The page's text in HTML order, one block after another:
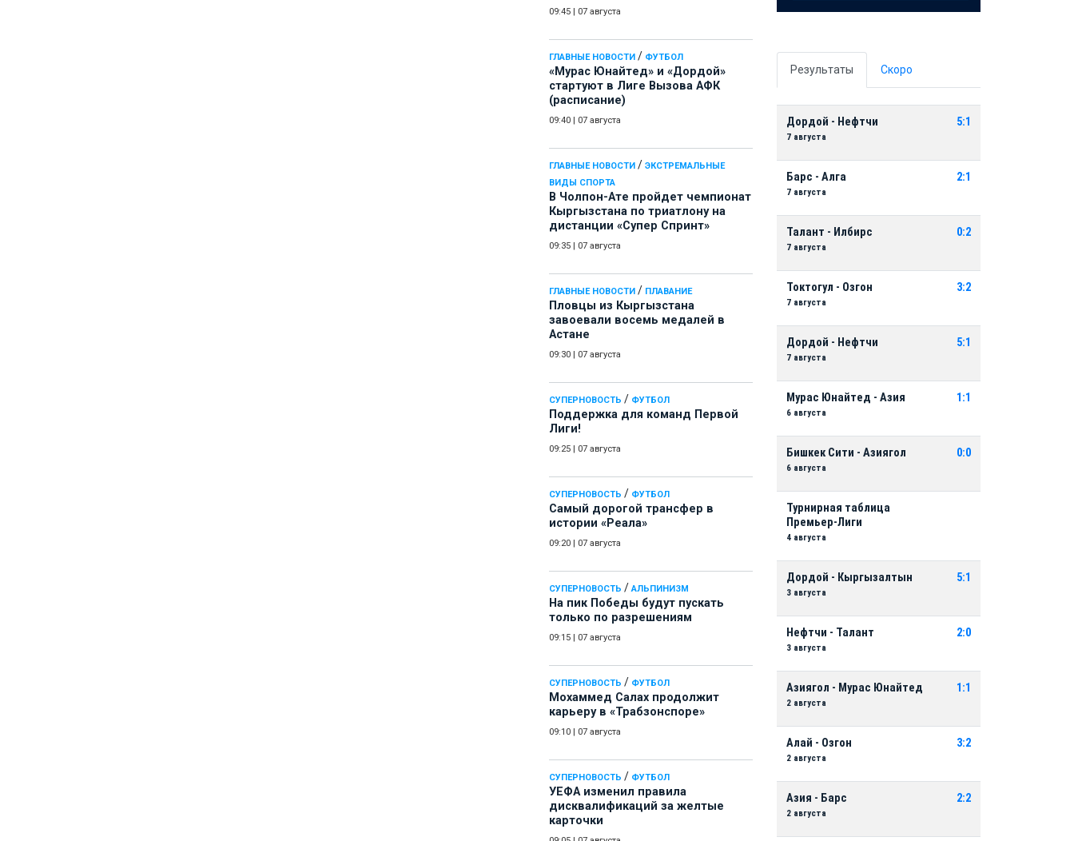
09:45 07 августа
ГЛАВНЫЕ НОВОСТИ / ФУТБОЛ
«Мурас Юнайтед» и «Дордой»
стартуют в Лиге Вызова АФК
(расписание)
09:40 07 августа
ГЛАВНЫЕ НОВОСТИ / ЭКСТРЕМАЛЬНЫЕ
ВИДЫ СПОРТА
В Чолпон-Ате пройдет чемпионат
Кыргызстана по триатлону на
дистанции «Супер Спринт»
09:35 07 августа
ГЛАВНЫЕ НОВОСТИ / ПЛАВАНИЕ
Пловцы из Кыргызстана
завоевали восемь медалей в
Астане
09:30 07 августа
СУПЕРНОВОСТЬ / ФУТБОЛ
Поддержка для команд Первой
Лиги!
09:25 07 августа
СУПЕРНОВОСТЬ / ФУТБОЛ
Самый дорогой трансфер в
истории «Реала»
09:20 07 августа
СУПЕРНОВОСТЬ / АЛЬПИНИЗМ
На пик Победы будут пускать
только по разрешениям
09:15 07 августа
СУПЕРНОВОСТЬ / ФУТБОЛ
Мохаммед Салах продолжит
карьеру в «Трабзонспоре»
09:10 07 августа
СУПЕРНОВОСТЬ / ФУТБОЛ
УЕФА изменил правила
дисквалификаций за желтые
карточки
Результаты Скоро
Дордой - Нефтчи
7 августа
5:1
Барс - Алга
7 августа
2:1
Талант - Илбирс
7 августа
0:2
Токтогул - Озгон
7 августа
3:2
Дордой - Нефтчи
7 августа
5:1
Мурас Юнайтед - Азия
6 августа
1:1
Бишкек Сити - Азиягол
6 августа
0:0
Турнирная таблица
Премьер-Лиги
4 августа
Дордой - Кыргызалтын
3 августа
5:1
Нефтчи - Талант
3 августа
2:0
Азиягол - Мурас Юнайтед
2 августа
1:1
Алай - Озгон
2 августа
3:2
Азия - Барс
2 августа
2:2